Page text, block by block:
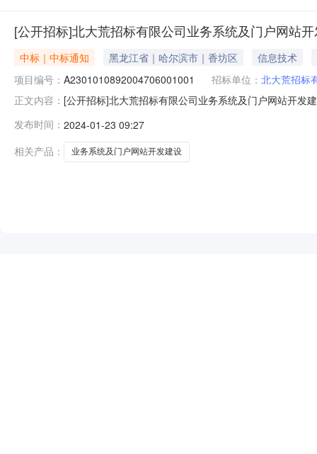
[公开招标]北大荒招标有限公司业务系统及门户网站
中标｜中标通知 黑龙江省｜哈尔滨市｜香坊区
信息技术
项目编号： A2301010892004706001001 招标单位： 北大荒招标
正文内容： [公开招标]北大荒招标有限公司业务系统及门户网站开发
同时在《中国招标投标公共服务平台》、《黑龙江公共
江路29号联系
发布时间： 2024-01-23 09:27
相关产品：
业务系统及门户网站开发建设